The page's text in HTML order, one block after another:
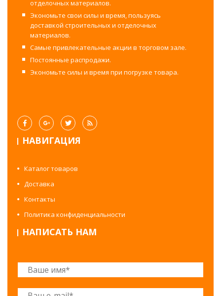
отделочных материалов.
Экономьте свои силы и время, пользуясь
доставкой строительных и отделочных
материалов.
Самые привлекательные акции в торговом зале.
Постоянные распродажи.
Экономьте силы и время при погрузке товара.
НАВИГАЦИЯ
Каталог товаров
Доставка
Контакты
Политика конфиденциальности
НАПИСАТЬ НАМ